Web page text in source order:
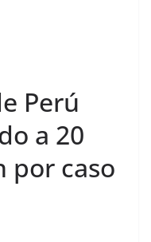
Perú
a 20
por caso